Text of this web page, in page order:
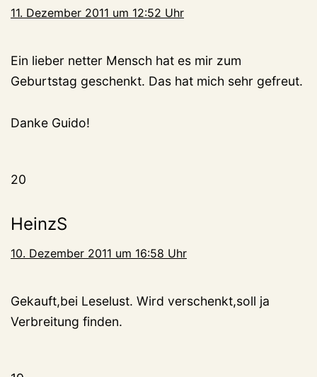
11. Dezember 2011 um 12:52 Uhr
Ein lieber netter Mensch hat es mir zum
Geburtstag geschenkt. Das hat mich sehr gefreut.
Danke Guido!
20
HeinzS
10. Dezember 2011 um 16:58 Uhr
Gekauft,bei Leselust. Wird verschenkt,soll ja
Verbreitung finden.